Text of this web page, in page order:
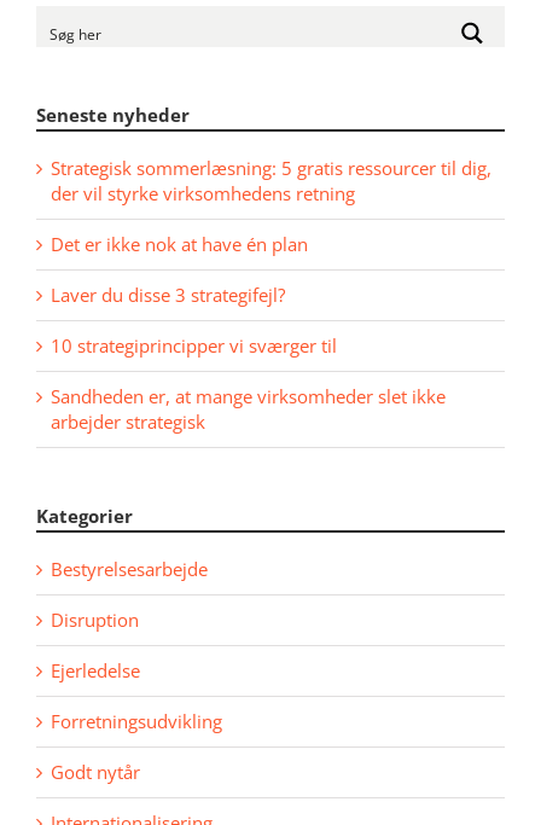
Seneste nyheder
Strategisk sommerlæsning: 5 gratis ressourcer til dig,
der vil styrke virksomhedens retning
Det er ikke nok at have én plan
Laver du disse 3 strategifejl?
10 strategiprincipper vi sværger til
Sandheden er, at mange virksomheder slet ikke
arbejder strategisk
Kategorier
Bestyrelsesarbejde
Disruption
Ejerledelse
Forretningsudvikling
Godt nytår